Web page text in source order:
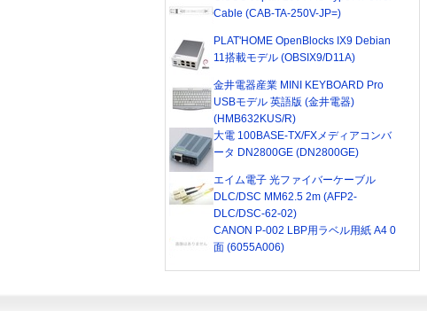
Cable (CAB-TA-250V-JP=)
PLAT'HOME OpenBlocks IX9 Debian
11搭載モデル (OBSIX9/D11A)
金井電器産業 MINI KEYBOARD Pro
USBモデル 英語版 (金井電器)
(HMB632KUS/R)
大電 100BASE-TX/FXメディアコンバ
ータ DN2800GE (DN2800GE)
エイム電子 光ファイバーケーブル
DLC/DSC MM62.5 2m (AFP2-
DLC/DSC-62-02)
CANON P-002 LBP用ラベル用紙 A4 0
面 (6055A006)